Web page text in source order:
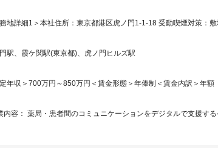
地詳細1＞本社住所：東京都港区虎ノ門1-1-18 受動喫煙対策：
駅、霞ケ関駅(東京都)、虎ノ門ヒルズ駅
年収＞700万円～850万円＜賃金形態＞年俸制＜賃金内訳＞年額
内容： 薬局・患者間のコミュニケーションをデジタルで支援す